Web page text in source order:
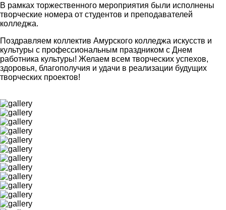
В рамках торжественного мероприятия были исполнены
творческие номера от студентов и преподавателей
колледжа.
Поздравляем коллектив Амурского колледжа искусств и
культуры с профессиональным праздником с Днем
работника культуры! Желаем всем творческих успехов,
здоровья, благополучия и удачи в реализации будущих
творческих проектов!